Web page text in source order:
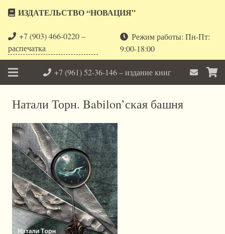
ИЗДАТЕЛЬСТВО “НОВАЦИЯ”
+7 (903) 466-0220 –
распечатка
Режим работы: Пн-Пт:
9:00-18:00
+7 (961) 52-36-146 – издание книг
Натали Торн. Babilon’ская башня